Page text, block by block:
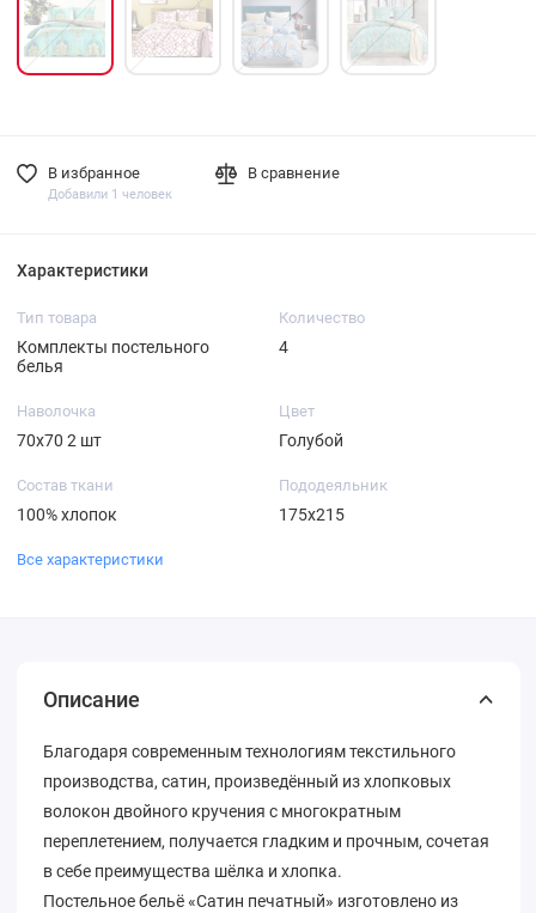
В избранное
Добавили 1 человек
В сравнение
Характеристики
Тип товара
Комплекты постельного
белья
Количество
4
Наволочка
70х70 2 шт
Цвет
Голубой
Состав ткани
100% хлопок
Пододеяльник
175х215
Все характеристики
Описание
Благодаря современным технологиям текстильного
производства, сатин, произведённый из хлопковых
волокон двойного кручения с многократным
переплетением, получается гладким и прочным, сочетая
в себе преимущества шёлка и хлопка.
Постельное бельё «Сатин печатный» изготовлено из